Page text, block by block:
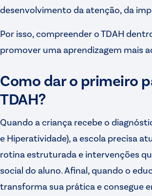
desenvolvimento da atenção, da
Por isso, compreender o TDAH
promover uma aprendizagem mais
Como dar o primeiro
TDAH?
Quando a criança recebe o
e Hiperatividade), a escola precisa
rotina estruturada e intervenções
social do aluno. Afinal, quando o
transforma sua prática e consegue